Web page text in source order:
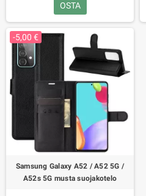
OSTA
-5,00 €
Samsung Galaxy A52 / A52 5G /
A52s 5G musta suojakotelo